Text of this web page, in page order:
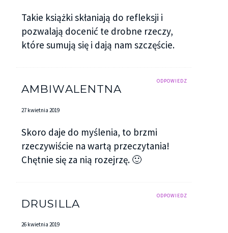
Takie książki skłaniają do refleksji i
pozwalają docenić te drobne rzeczy,
które sumują się i dają nam szczęście.
ODPOWIEDZ
AMBIWALENTNA
27 kwietnia 2019
Skoro daje do myślenia, to brzmi
rzeczywiście na wartą przeczytania!
Chętnie się za nią rozejrzę. 🙂
ODPOWIEDZ
DRUSILLA
26 kwietnia 2019